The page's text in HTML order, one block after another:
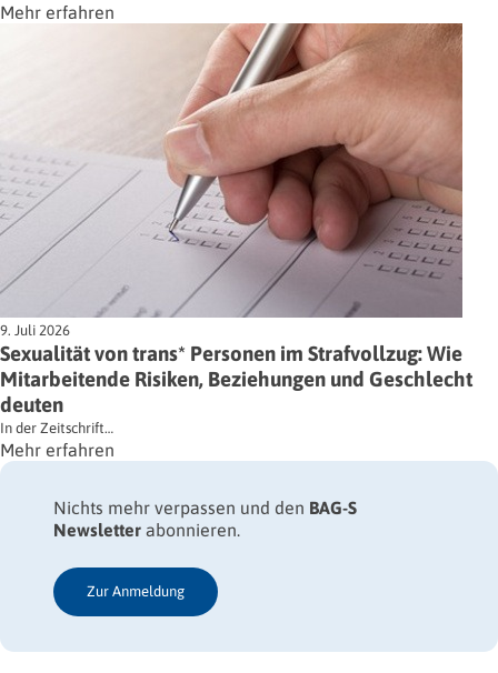
Mehr erfahren
9. Juli 2026
Sexualität von trans* Personen im Strafvollzug: Wie
Mitarbeitende Risiken, Beziehungen und Geschlecht
deuten
In der Zeitschrift…
Mehr erfahren
Nichts mehr verpassen und den BAG-S
Newsletter abonnieren.
Zur Anmeldung